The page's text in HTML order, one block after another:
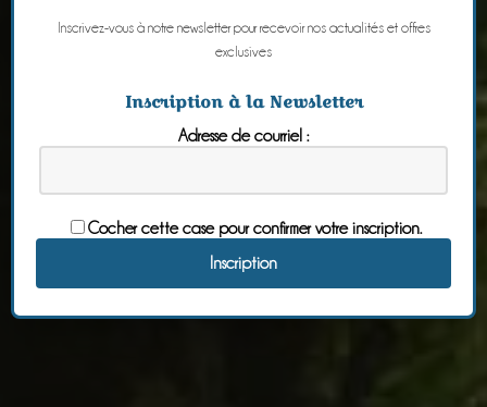
Inscrivez-vous à notre newsletter pour recevoir nos actualités et offres
exclusives
Inscription à la Newsletter
Adresse de courriel :
Cocher cette case pour confirmer votre inscription.